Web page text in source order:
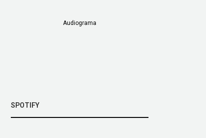
Audiograma
SPOTIFY